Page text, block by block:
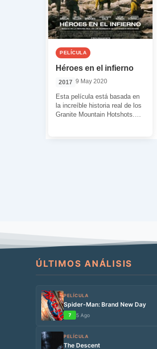
PELÍCULA
Héroes en el infierno
2017 9 May 2020
Esta película está basada en
la increíble historia real de los
Granite Mountain Hotshots.
ÚLTIMOS ANÁLISIS
PELÍCULA
Spider-Man: Brand New Day
7 5 Ago
PELÍCULA
The Descent